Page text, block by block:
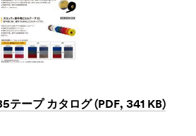
テープ カタログ (PDF, 341 KB)